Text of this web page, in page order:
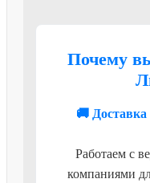
Почему
🚚 Доставка
Работаем с
компаниями